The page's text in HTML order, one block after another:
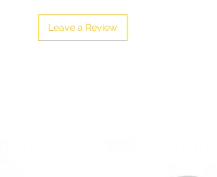
Leave a Review